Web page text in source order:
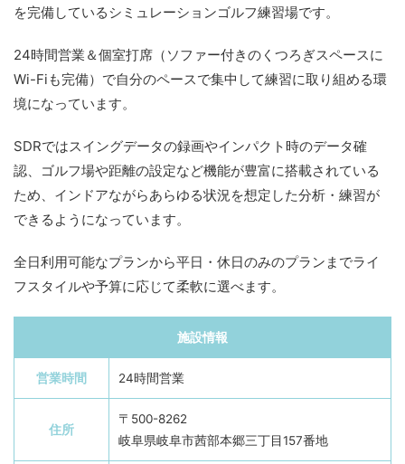
を完備しているシミュレーションゴルフ練習場です。
24時間営業＆個室打席（ソファー付きのくつろぎスペースに
Wi-Fiも完備）で自分のペースで集中して練習に取り組める環
境になっています。
SDRではスイングデータの録画やインパクト時のデータ確
認、ゴルフ場や距離の設定など機能が豊富に搭載されている
ため、インドアながらあらゆる状況を想定した分析・練習が
できるようになっています。
全日利用可能なプランから平日・休日のみのプランまでライ
フスタイルや予算に応じて柔軟に選べます。
施設情報
営業時間 24時間営業
住所
〒500-8262
岐阜県岐阜市茜部本郷三丁目157番地